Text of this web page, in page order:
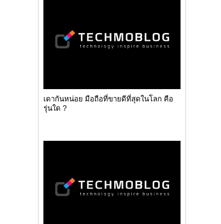
เดากันหน่อย มือถือที่ขายดีที่สุดในโลก คือ
รุ่นใด ?